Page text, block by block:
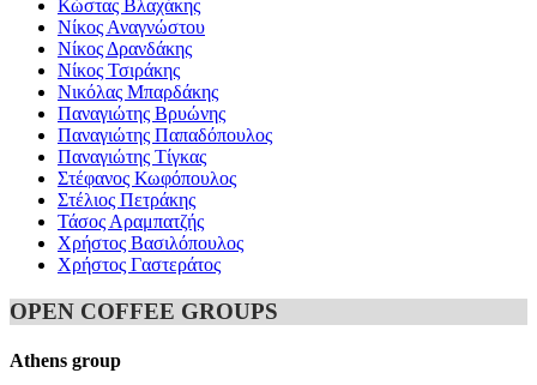
Κώστας Βλαχάκης
Νίκος Αναγνώστου
Νίκος Δρανδάκης
Νίκος Τσιράκης
Νικόλας Μπαρδάκης
Παναγιώτης Βρυώνης
Παναγιώτης Παπαδόπουλος
Παναγιώτης Τίγκας
Στέφανος Κωφόπουλος
Στέλιος Πετράκης
Τάσος Αραμπατζής
Χρήστος Βασιλόπουλος
Χρήστος Γαστεράτος
OPEN COFFEE GROUPS
Athens group